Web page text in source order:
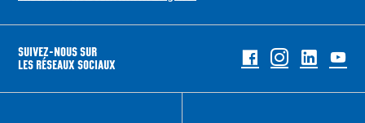
SUIVEZ-NOUS SUR
LES RÉSEAUX SOCIAUX
FacebookInstagram